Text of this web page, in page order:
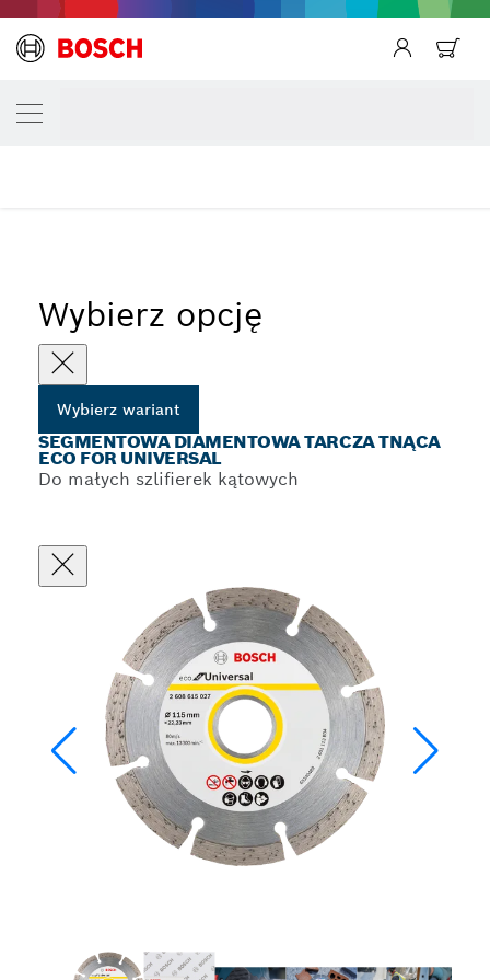
Wybierz opcję
Wybierz wariant
SEGMENTOWA DIAMENTOWA TARCZA TNĄCA
ECO FOR UNIVERSAL
Do małych szlifierek kątowych
TWÓJ WARIANT WYBORU